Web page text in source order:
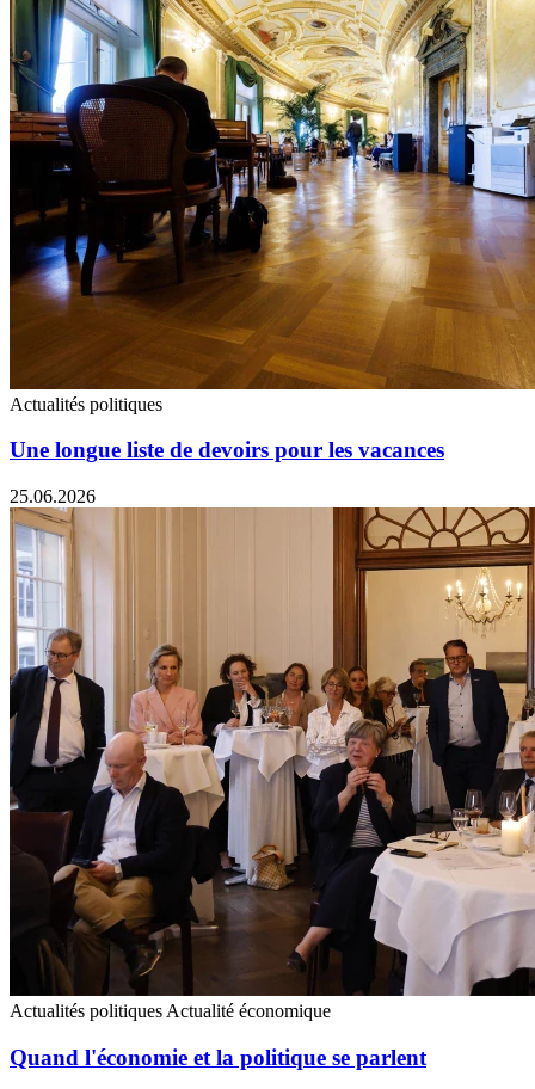
Actualités politiques
Une longue liste de devoirs pour les vacances
25.06.2026
Actualités politiques Actualité économique
Quand l'économie et la politique se parlent